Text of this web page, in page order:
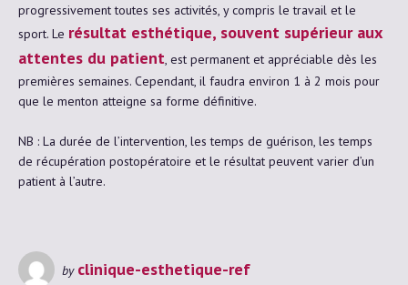
progressivement toutes ses activités, y compris le travail et le
sport. Le résultat esthétique, souvent supérieur aux
attentes du patient, est permanent et appréciable dès les
premières semaines. Cependant, il faudra environ 1 à 2 mois pour
que le menton atteigne sa forme définitive.
NB : La durée de l’intervention, les temps de guérison, les temps
de récupération postopératoire et le résultat peuvent varier d’un
patient à l’autre.
by clinique-esthetique-ref